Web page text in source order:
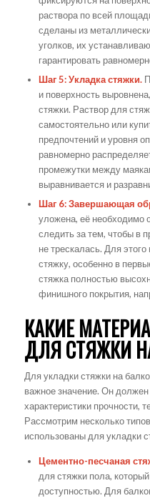
раствора по всей
сделаны из
уголков, их
гарантировать
Шаг 5: Укладка стяжки.
и поверхность
стяжки. Раствор для
самостоятельно или
предпочтений и уровня
равномерно
промежутки между
выравнивается и
Шаг 6: Завершающая
уложена, её необходимо
следить за тем, чтобы в
не трескалась. Для
стяжку, особенно в
стяжка полностью
финишного покрытия,
КАКИЕ
ДЛЯ СТЯЖКИ
Для укладки стяжки на
важное значение. Он
характеристики прочности,
Рассмотрим несколько
использованы для укладки
Цементно-песчаная
для стяжки пола,
доступностью. Для